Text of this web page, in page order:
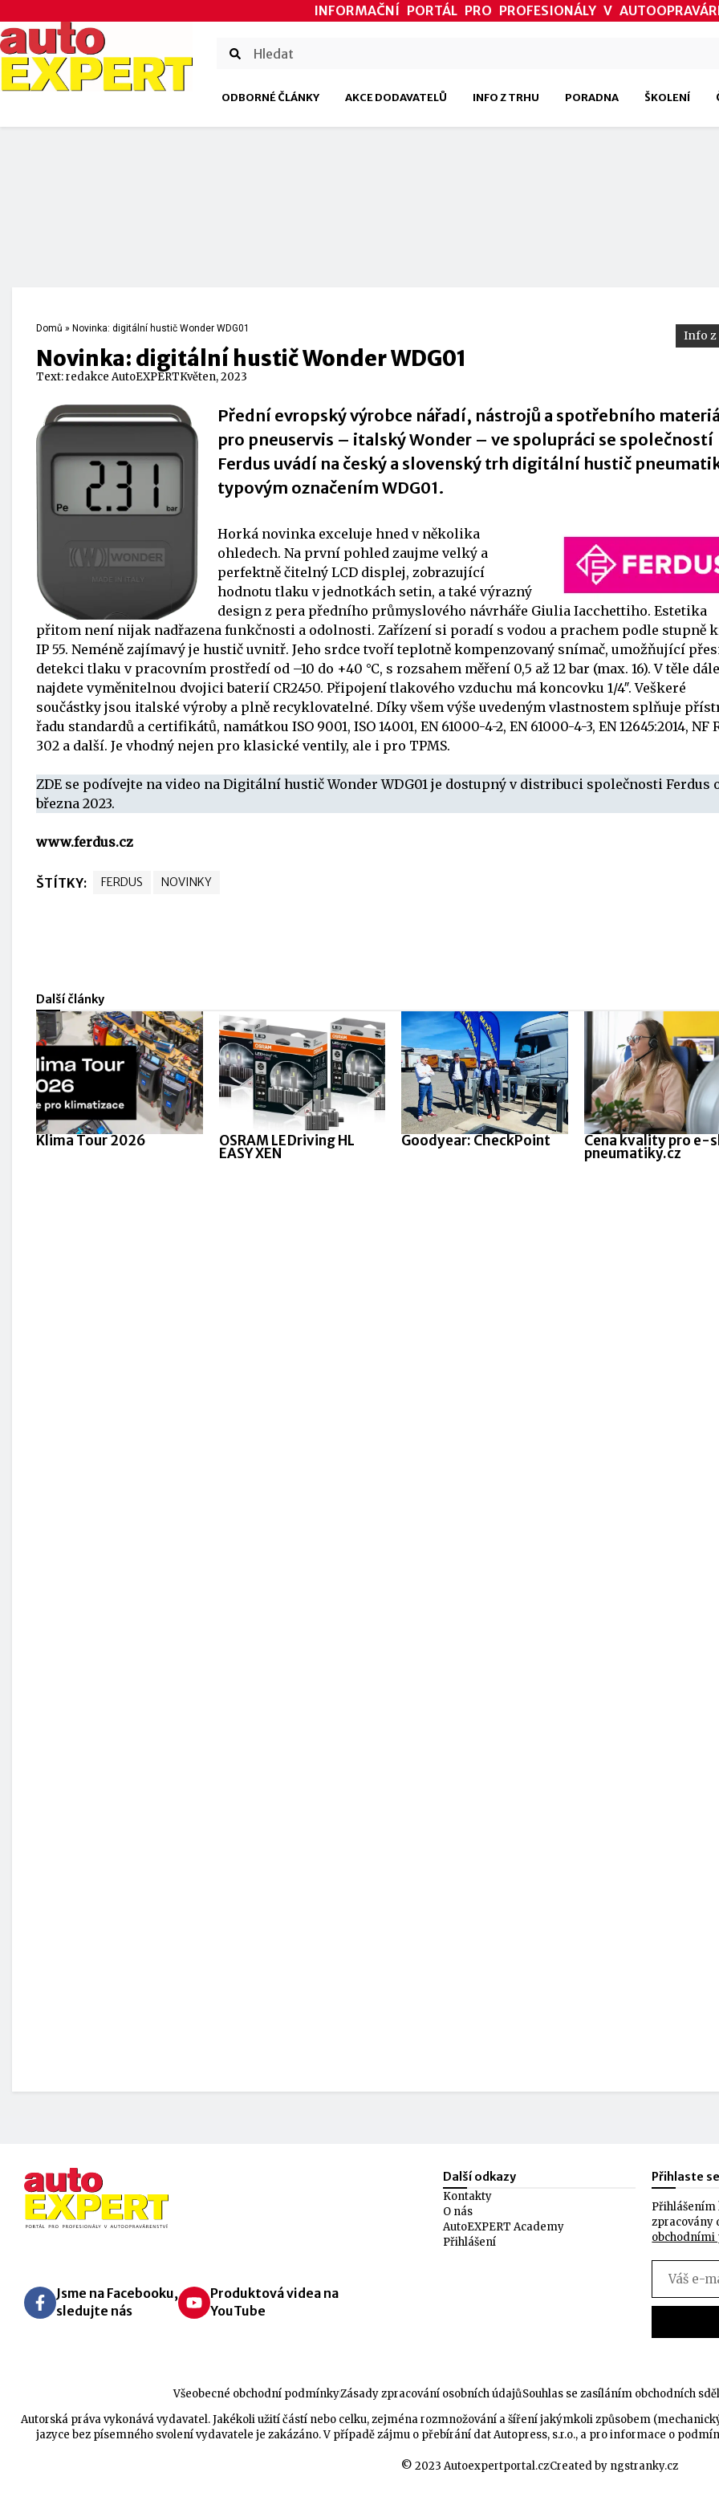
INFORMAČNÍ PORTÁL PRO PROFESIONÁLY V
ODBORNÉ ČLÁNKY AKCE DODAVATELŮ INFO Z TRHU PORADNA ŠKOLENÍ
Domů » Novinka: digitální hustič Wonder WDG01
Novinka: digitální hustič Wonder WDG01
Info z
Text:redakce AutoEXPERTKvěten, 2023
Přední evropský výrobce nářadí, nástrojů a spotřebního
pro pneuservis – italský Wonder – ve spolupráci se společností
Ferdus uvádí na český a slovenský trh digitální hustič
typovým označením WDG01.
Horká novinka exceluje hned v několika
ohledech. Na první pohled zaujme velký a
perfektně čitelný LCD displej, zobrazující
hodnotu tlaku v jednotkách setin, a také výrazný
design z pera předního průmyslového návrháře Giulia Iacchettiho. Estetika
přitom není nijak nadřazena funkčnosti a odolnosti. Zařízení si poradí s vodou a prachem podle stupně
IP 55. Neméně zajímavý je hustič uvnitř. Jeho srdce tvoří teplotně kompenzovaný snímač, umožňující
detekci tlaku v pracovním prostředí od –10 do +40 °C, s rozsahem měření 0,5 až 12 bar (max. 16). V těle dále
najdete vyměnitelnou dvojici baterií CR2450. Připojení tlakového vzduchu má koncovku 1/4″. Veškeré
součástky jsou italské výroby a plně recyklovatelné. Díky všem výše uvedeným vlastnostem splňuje
řadu standardů a certifikátů, namátkou ISO 9001, ISO 14001, EN 61000-4-2, EN 61000-4-3, EN 12645:2014, NF
302 a další. Je vhodný nejen pro klasické ventily, ale i pro TPMS.
ZDE se podívejte na video na Digitální hustič Wonder WDG01 je dostupný v distribuci společnosti Ferdus
března 2023.
www.ferdus.cz
ŠTÍTKY: FERDUS NOVINKY
Další články
Klima Tour 2026 OSRAM LEDriving HL
EASY XEN
Goodyear: CheckPoint Cena kvality pro e-
pneumatiky.cz
Další odkazy
Kontakty
O nás
AutoEXPERT Academy
Přihlášení
Přihlaste
Přihlášením
zpracovány
Jsme na Facebooku,
sledujte nás
Produktová videa na
YouTube
Všeobecné obchodní podmínkyZásady zpracování osobních údajůSouhlas se zasíláním obchodních
Autorská práva vykonává vydavatel. Jakékoli užití částí nebo celku, zejména rozmnožování a šíření jakýmkoli způsobem
jazyce bez písemného svolení vydavatele je zakázáno. V případě zájmu o přebírání dat Autopress, s.r.o., a pro informace o
© 2023 Autoexpertportal.czCreated by ngstranky.cz